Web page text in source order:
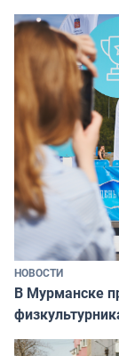
НОВОСТИ
В Мурманске